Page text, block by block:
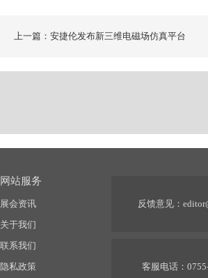
上一篇：安捷伦发布新三维电磁场仿真平台
网站服务
展会资讯
关于我们
联系我们
隐私政策
反馈意见：
客服电话：